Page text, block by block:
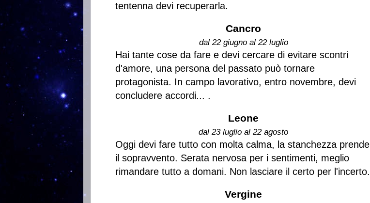
tentenna devi recuperarla.
Cancro
dal 22 giugno al 22 luglio
Hai tante cose da fare e devi cercare di evitare scontri
d'amore, una persona del passato può tornare
protagonista. In campo lavorativo, entro novembre, devi
concludere accordi... .
Leone
dal 23 luglio al 22 agosto
Oggi devi fare tutto con molta calma, la stanchezza prende
il sopravvento. Serata nervosa per i sentimenti, meglio
rimandare tutto a domani. Non lasciare il certo per l'incerto.
Vergine